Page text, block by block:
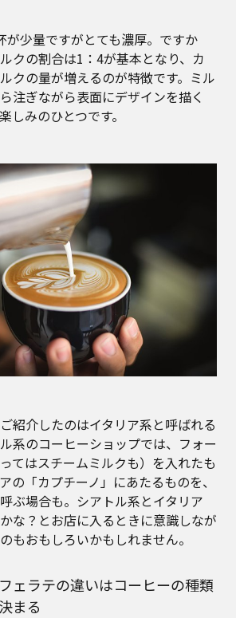
が少量ですがとても濃厚。ですか
クの割合は1：4が基本となり、カ
クの量が増えるのが特徴です。ミル
注ぎながら表面にデザインを描く
しみのひとつです。
紹介したのはイタリア系と呼ばれる
系のコーヒーショップでは、フォー
てはスチームミルクも）を入れたも
の「カプチーノ」にあたるものを、
ぶ場合も。シアトル系とイタリア
な？とお店に入るときに意識しなが
もおもしろいかもしれません。
ェラテの違いはコーヒーの種類
まる